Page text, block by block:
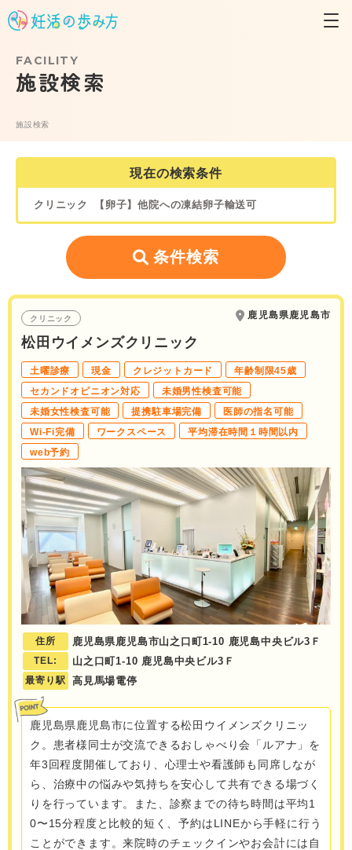
施設検索
FACILITY
施設検索
現在の検索条件
クリニック 【卵子】他院への凍結卵子輸送可
条件検索
クリニック 鹿児島県鹿児島市
松田ウイメンズクリニック
土曜診療 現金 クレジットカード
年齢制限45歳
セカンドオピニオン対応
未婚男性検査可能
未婚女性検査可能
提携駐車場完備
医師の指名可能
Wi-Fi完備
ワークスペース
平均滞在時間１時間以内
web予約
住所 鹿児島県鹿児島市山之口町1-10 鹿児島中央ビル3Ｆ
TEL: 山之口町1-10 鹿児島中央ビル3Ｆ
最寄り駅 高見馬場電停
鹿児島県鹿児島市に位置する松田ウイメンズクリニッ
ク。患者様同士が交流できるおしゃべり会「ルアナ」を
年3回程度開催しており、心理士や看護師も同席しなが
ら、治療中の悩みや気持ちを安心して共有できる場づく
りを行っています。また、診察までの待ち時間は平均1
0〜15分程度と比較的短く、予約はLINEから手軽に行う
ことができます。来院時のチェックインやお会計には自